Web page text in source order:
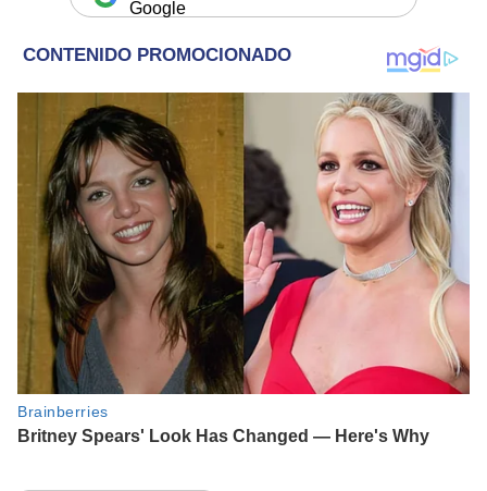
Google